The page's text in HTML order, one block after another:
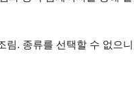
. 종류를 선택할 수 없으